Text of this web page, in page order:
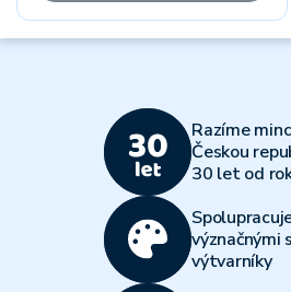
Razíme
Českou
30 let od
význačnými
výtvarníky